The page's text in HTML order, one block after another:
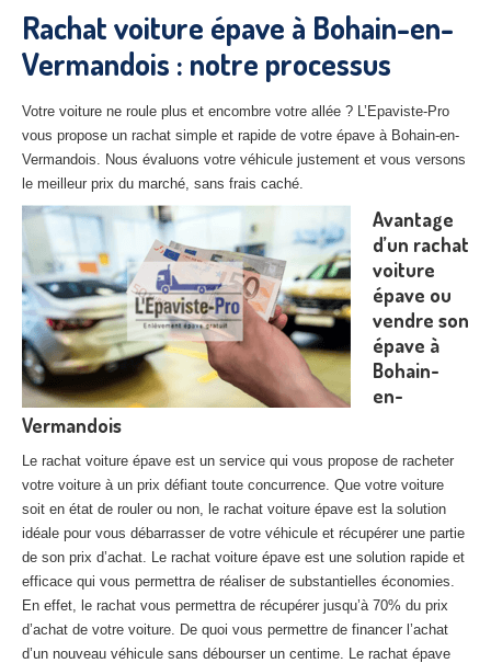
27 – Eure
10– Aube
– Aisne
Tousles secteurs
CENTRE VHU AGRÉE
Centre
agréé VHU Paris 75 : casse auto avec destruction
Centreagréé VHU 77 : casse auto avec destruction
Centreagréé VHU 78 : casse auto avec destruction
Centreagréé VHU 91 : casse auto avec destruction
Centreagréé VHU 92 : casse auto avec destruction
Centreagréé VHU 93 : casse auto avec destruction
Centreagréé VHU 94 : casse auto avec destruction
Centre agréé VHU 95 : casse auto avec destruction
DOCUMENTS À JOINDRE
RACHATVÉHICULES
Rachat voiture épave à Bohain-en-
Vermandois : notre processus
Votre voiture ne roule plus et encombre votre allée ? L’Epaviste-Pro
vous propose un rachat simple et rapide de votre épave à Bohain-en-
Vermandois. Nous évaluons votre véhicule justement et vous versons
le meilleur prix du marché, sans frais caché.
Avantage
d’un rachat
voiture
épave ou
vendre son
épave à
Bohain-
en-
Vermandois
Le rachat voiture épave est un service qui vous propose de racheter
votre voiture à un prix défiant toute concurrence. Que votre voiture
soit en état de rouler ou non, le rachat voiture épave est la solution
idéale pour vous débarrasser de votre véhicule et récupérer une partie
de son prix d’achat. Le rachat voiture épave est une solution rapide et
efficace qui vous permettra de réaliser de substantielles économies.
En effet, le rachat vous permettra de récupérer jusqu’à 70% du prix
d’achat de votre voiture. De quoi vous permettre de financer l’achat
d’un nouveau véhicule sans débourser un centime. Le rachat épave